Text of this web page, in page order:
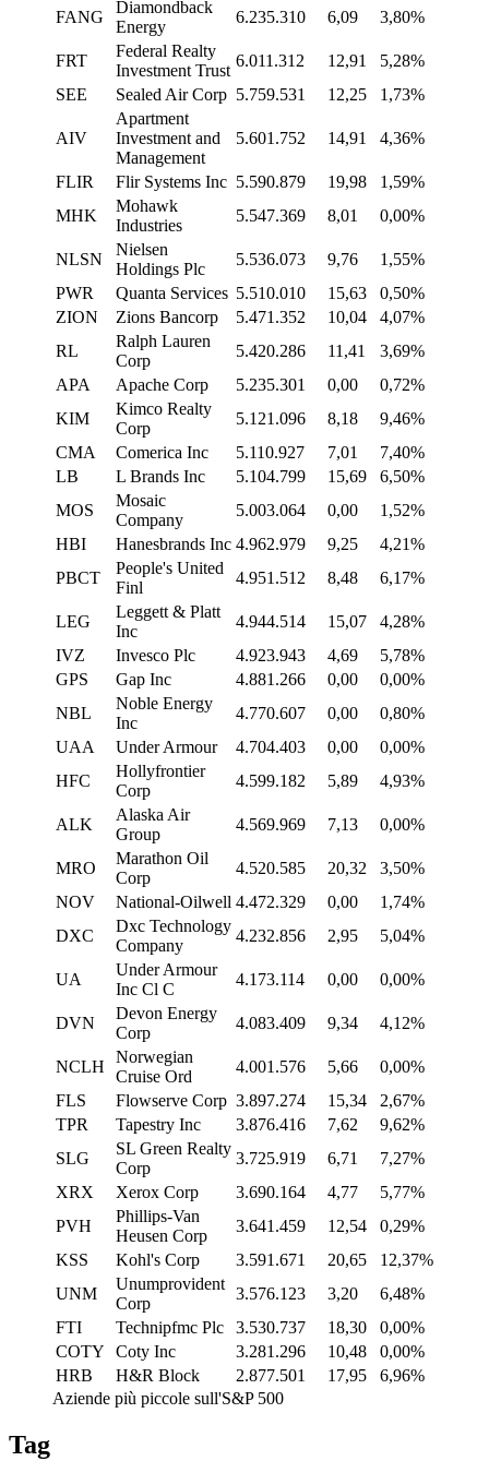
FANG
Diamondback
Energy
6.235.310 6,09 3,80%
FRT
Federal Realty
Investment Trust
6.011.312 12,91
5,28%
SEE
Sealed Air Corp 5.759.531 12,25 1,73%
AIV
Apartment
Investment and
Management
5.601.752 14,91 4,36%
FLIR Flir Systems Inc 5.590.879 19,98
1,59%
MHK
Mohawk
Industries
5.547.369 8,01 0,00%
NLSN
Nielsen
Holdings Plc
5.536.073 9,76
1,55%
PWR
Quanta Services 5.510.010 15,63
0,50%
ZION
Zions Bancorp 5.471.352 10,04
4,07%
RL
Ralph Lauren
Corp
5.420.286 11,41
3,69%
APA
Apache Corp 5.235.301 0,00
0,72%
KIM
Kimco Realty
Corp
5.121.096 8,18
9,46%
CMA
Comerica Inc 5.110.927 7,01
7,40%
LB
L Brands Inc 5.104.799 15,69
6,50%
MOS
Mosaic
Company
5.003.064 0,00
1,52%
HBI
Hanesbrands Inc 4.962.979 9,25
4,21%
PBCT
People's United
Finl
4.951.512 8,48 6,17%
LEG
Leggett & Platt
Inc
4.944.514 15,07
4,28%
IVZ
Invesco Plc 4.923.943 4,69
5,78%
GPS
Gap Inc 4.881.266 0,00
0,00%
NBL
Noble Energy
Inc
4.770.607 0,00
0,80%
UAA
Under Armour 4.704.403 0,00
0,00%
HFC
Hollyfrontier
Corp
4.599.182 5,89 4,93%
ALK
Alaska Air
Group
4.569.969 7,13 0,00%
MRO
Marathon Oil
Corp
4.520.585 20,32
3,50%
NOV
National-Oilwell 4.472.329 0,00
1,74%
DXC
Dxc Technology
Company
4.232.856 2,95 5,04%
UA
Under Armour
Inc Cl C
4.173.114 0,00 0,00%
DVN
Devon Energy
Corp
4.083.409 9,34 4,12%
NCLH
Norwegian
Cruise Ord
4.001.576 5,66
0,00%
FLS
Flowserve Corp 3.897.274 15,34
2,67%
TPR
Tapestry Inc 3.876.416 7,62
9,62%
SLG
SL Green Realty
Corp
3.725.919 6,71
7,27%
XRX
Xerox Corp 3.690.164 4,77
5,77%
PVH
Phillips-Van
Heusen Corp
3.641.459 12,54
0,29%
KSS
Kohl's Corp 3.591.671 20,65
12,37%
UNM
Unumprovident
Corp
3.576.123 3,20
6,48%
FTI
Technipfmc Plc 3.530.737 18,30
0,00%
COTY
Coty Inc 3.281.296 10,48
0,00%
HRB
H&R Block 2.877.501 17,95
6,96%
Aziende più piccole sull'S&P 500
Tag